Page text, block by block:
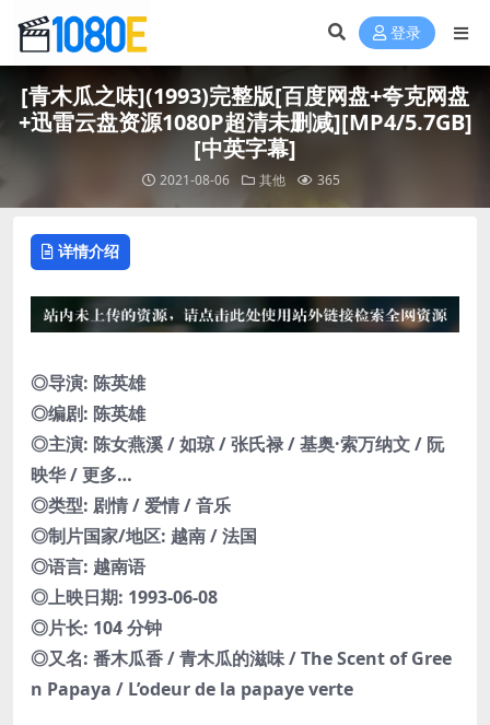
登录
[青木瓜之味](1993)完整版[百度网盘+夸克网盘
+迅雷云盘资源1080P超清未删减][MP4/5.7GB]
[中英字幕]
2021-08-06 其他 365
详情介绍
◎导演: 陈英雄
◎编剧: 陈英雄
◎主演: 陈女燕溪 / 如琼 / 张氏禄 / 基奥·索万纳文 / 阮
映华 / 更多…
◎类型: 剧情 / 爱情 / 音乐
◎制片国家/地区: 越南 / 法国
◎语言: 越南语
◎上映日期: 1993-06-08
◎片长: 104 分钟
◎又名: 番木瓜香 / 青木瓜的滋味 / The Scent of Gree
n Papaya / L’odeur de la papaye verte